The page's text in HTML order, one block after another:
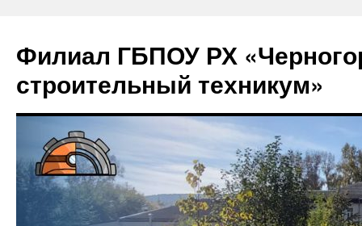
Филиал ГБПОУ РХ
строительный техникум»